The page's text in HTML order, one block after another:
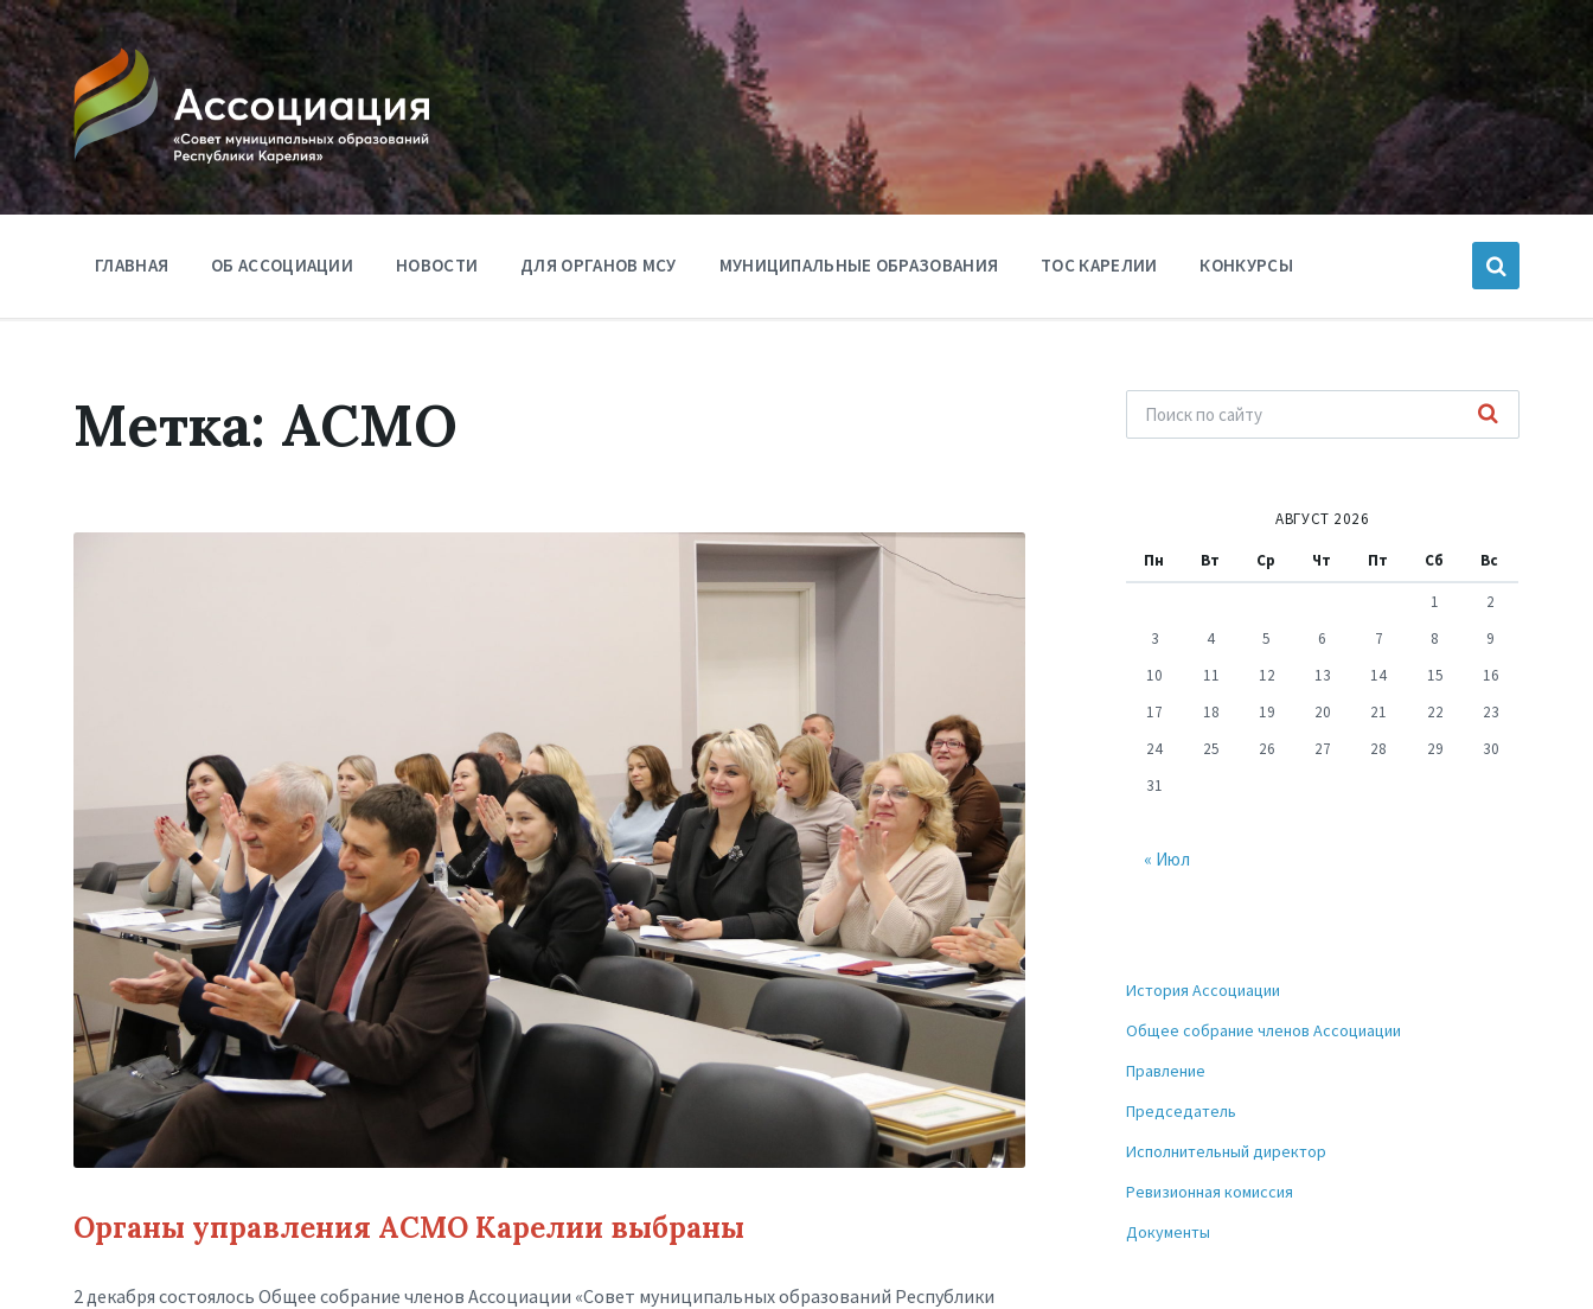
ГЛАВНАЯ ОБ АССОЦИАЦИИ НОВОСТИ ДЛЯ ОРГАНОВ МСУ МУНИЦИПАЛЬНЫЕ ОБРАЗОВАНИЯ ТОС КАРЕЛИИ КОНКУРСЫ
Метка: АСМО
Органы управления АСМО Карелии выбраны
2 декабря состоялось Общее собрание членов Ассоциации «Совет муниципальных образований Республики
АВГУСТ 2026
Пн Вт Ср Чт Пт Сб Вс
1
2
3
4 5 6 7 8
9
10
11 12 13 14 15
16
17
18 19 20 21 22
23
24
25 26 27 28 29
30
31
« Июл
История Ассоциации
Общее собрание членов Ассоциации
Правление
Председатель
Исполнительный директор
Ревизионная комиссия
Документы